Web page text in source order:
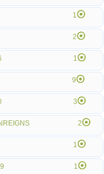
1
2
1
9
3
2
1
1